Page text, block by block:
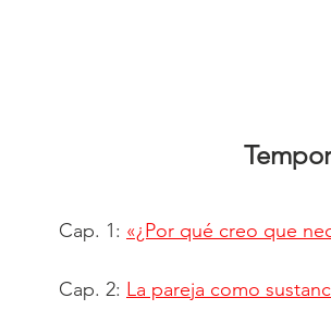
Cap. 1: «¿Por qué creo que
Cap. 2: La pareja como